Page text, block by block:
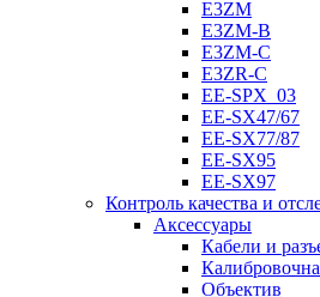
E3ZM
E3ZM-B
E3ZM-C
E3ZR-C
EE-SPX_03
EE-SX47/67
EE-SX77/87
EE-SX95
EE-SX97
Контроль качества и
Аксессуары
Кабели и
Объектив